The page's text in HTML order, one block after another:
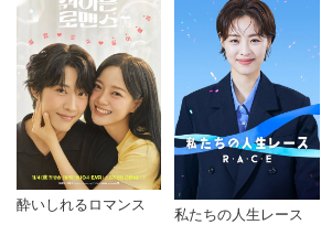
酔いしれるロマンス
私たちの人生レース